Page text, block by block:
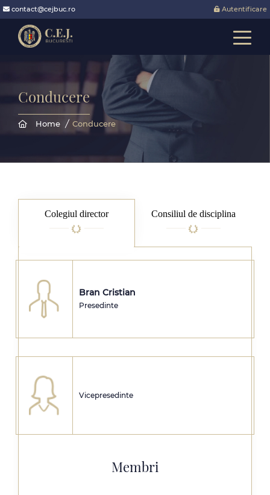
contact@cejbuc.ro Autentificare
Conducere
Home Conducere
Colegiul director Consiliul de disciplina
Bran Cristian
Presedinte
Vicepresedinte
Membri